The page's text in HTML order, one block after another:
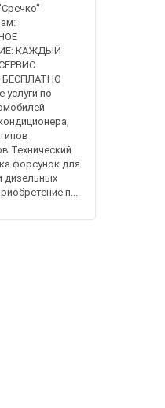
КАЖДЫЙ
услуги по
Технический
форсунок для
дизельных
п...